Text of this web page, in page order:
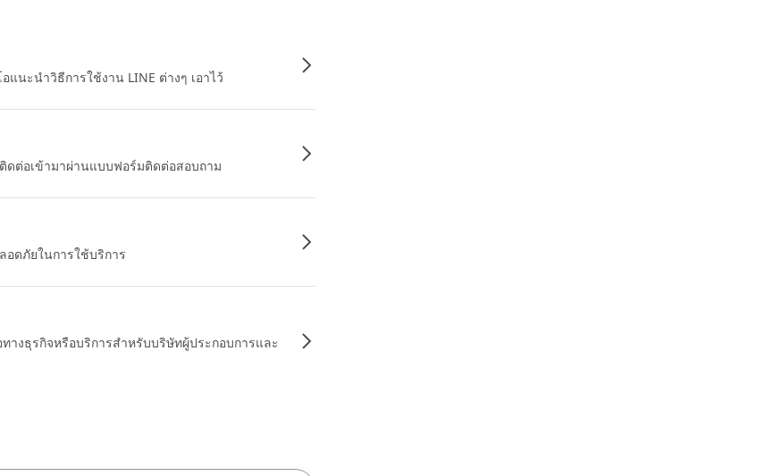
นะนำวิธีการใช้งาน LINE ต่างๆ เอาไว้
ต่อเข้ามาผ่านแบบฟอร์มติดต่อสอบถาม
อดภัยในการใช้บริการ
างธุรกิจหรือบริการสำหรับบริษัทผู้ประกอบการและ